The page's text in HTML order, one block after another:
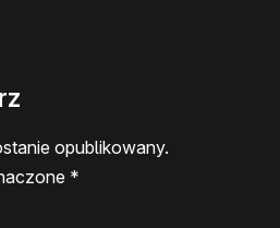
opublikowany.
*